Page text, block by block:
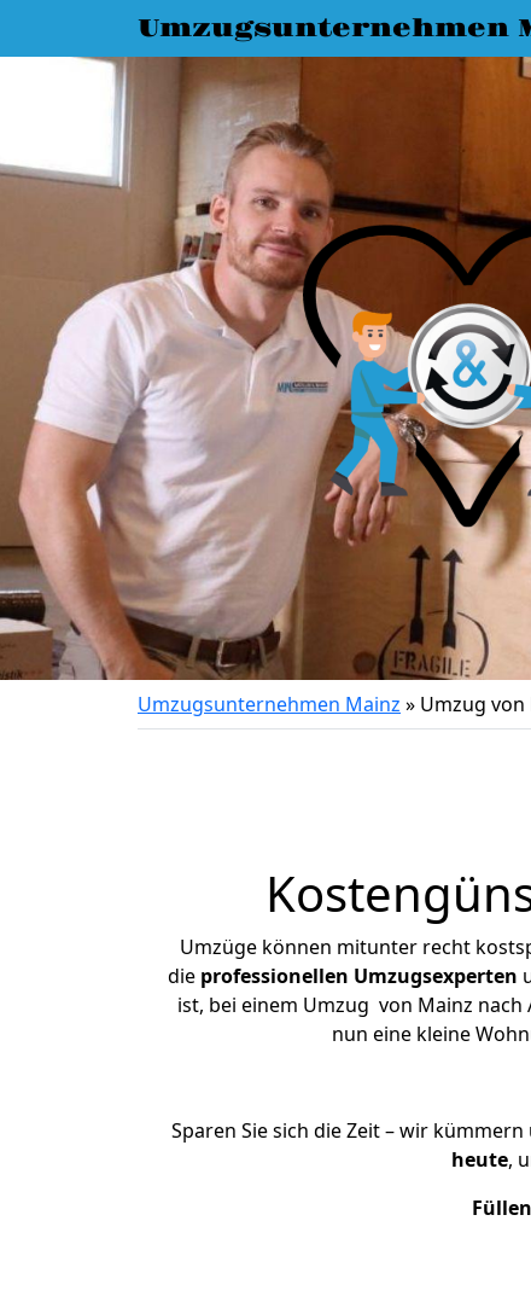
Umzugsunternehmen
Umzugsunternehmen Mainz » Umzug von
Umzüge können mitunter recht
die professionellen Umzugsexperten
ist, bei einem Umzug von Mainz nach
nun eine kleine
Sparen Sie sich die Zeit – wir
heute,